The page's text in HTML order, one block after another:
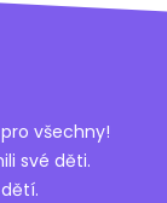
všechny!
své děti.